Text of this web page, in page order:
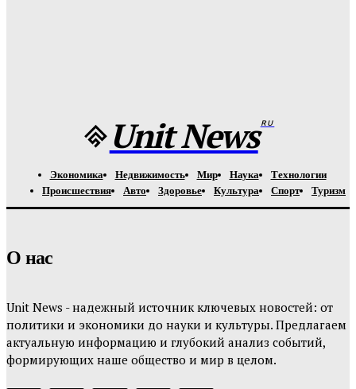
Unit News RU
Экономика Недвижимость Мир Наука
Технологии
Происшествия
Авто Здоровье Культура Спорт Туризм
О нас
Unit News - надежный источник ключевых новостей: от
политики и экономики до науки и культуры. Предлагаем
актуальную информацию и глубокий анализ событий,
формирующих наше общество и мир в целом.